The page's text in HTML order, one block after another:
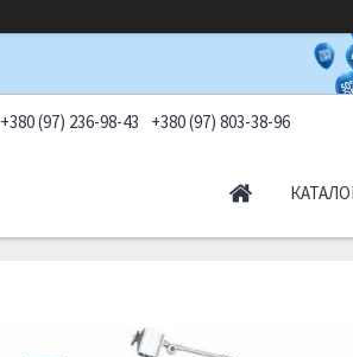
+380 (97) 236-98-43 +380 (97) 803-38-96